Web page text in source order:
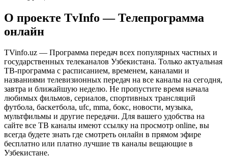
О проекте TvInfo — Телепрограмма
онлайн
TVinfo.uz — Программа передач всех популярных частных и
государственных телеканалов Узбекистана. Только актуальная
ТВ-программа с расписанием, временем, каналами и
названиями телевизионных передач на все каналы на сегодня,
завтра и ближайшую неделю. Не пропустите время начала
любимых фильмов, сериалов, спортивных трансляций
футбола, баскетбола, ufc, mma, бокс, новости, музыка,
мультфильмы и другие передачи. Для вашего удобства на
сайте все ТВ каналы имеют ссылку на просмотр online, вы
всегда будете знать где смотреть онлайн в прямом эфире
бесплатно или платно лучшие тв каналы вещающие в
Узбекистане.